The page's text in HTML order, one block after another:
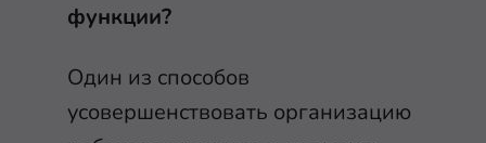
функции?
Один из способов
усовершенствовать организацию